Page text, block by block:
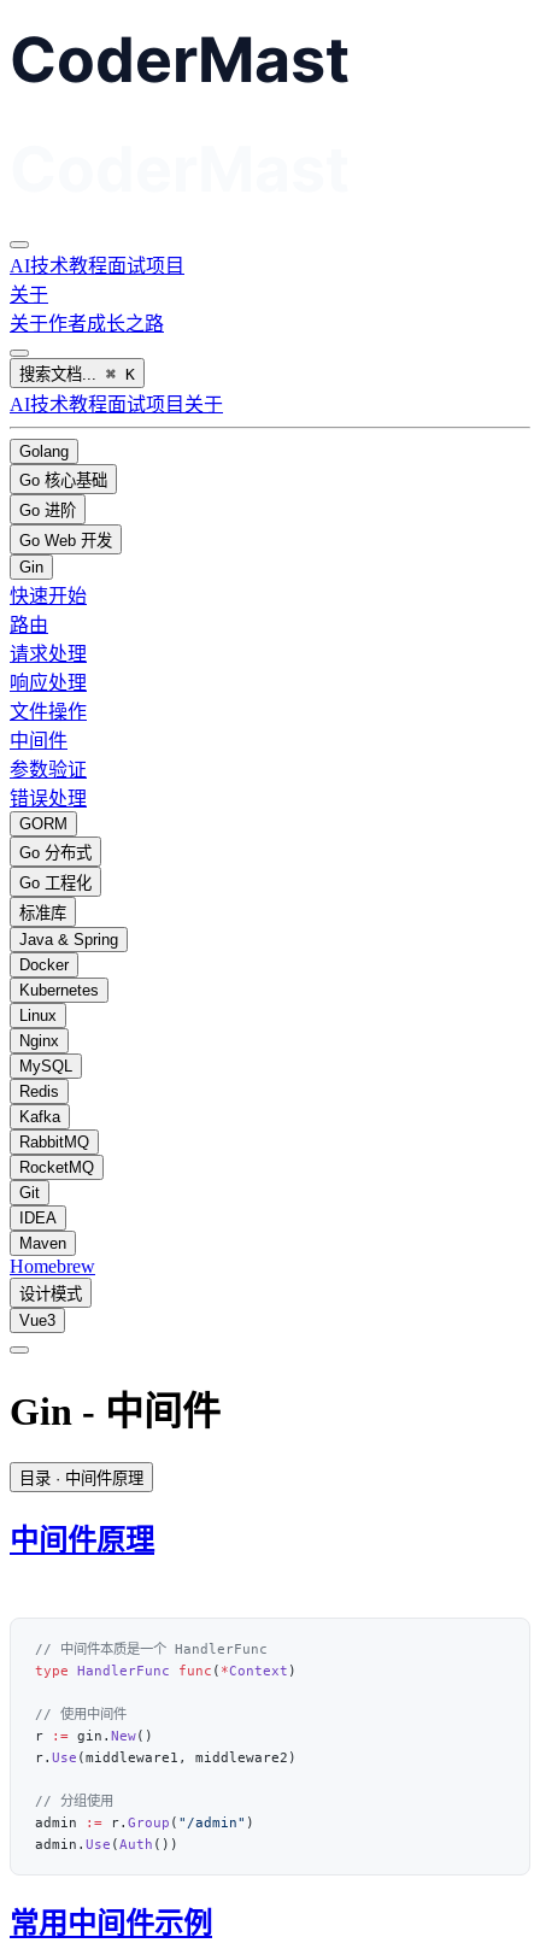
AI技术教程面试项目
关于
关于作者成长之路
搜索文档... ⌘ K
AI技术教程面试项目 关于
Golang
Go 核心基础
Go 进阶
Go Web 开发
Gin
快速开始
路由
请求处理
响应处理
文件操作
中间件
参数验证
错误处理
GORM
Go 分布式
Go 工程化
标准库
Java & Spring
Docker
Kubernetes
Linux
Nginx
MySQL
Redis
Kafka
RabbitMQ
RocketMQ
Git
IDEA
Maven
Homebrew
设计模式
Vue3
Gin - 中间件
目录 · 中间件原理
中间件原理
type HandlerFunc func ( *Context
r
:= gin. New
r. Use
admin
:= r. Group ( "/admin"
admin. Use (Auth
常用中间件示例